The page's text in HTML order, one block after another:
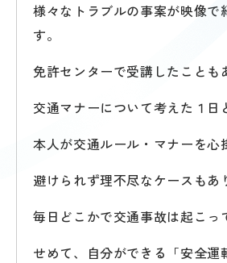
様々なトラブルの事案が映像で
す。
免許センターで受講したことも
交通マナーについて考えた１日
本人が交通ルール・マナーを心
避けられず理不尽なケースもあ
毎日どこかで交通事故は起こっ
せめて、自分ができる「安全運